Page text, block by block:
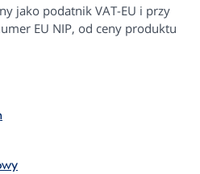
jako podatnik VAT-EU i przy
EU NIP, od ceny produktu